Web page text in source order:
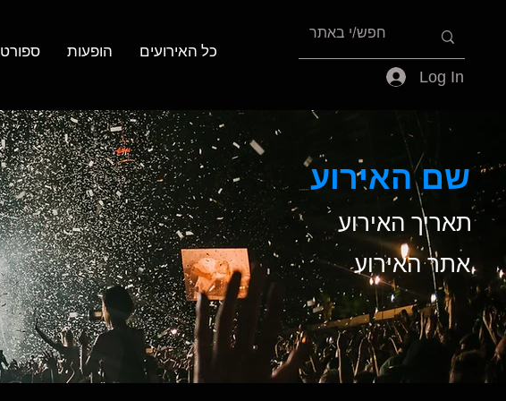
כל האירועים הופעות ספורט
Log In
שם האירוע
תאריך האירוע
אתר האירוע